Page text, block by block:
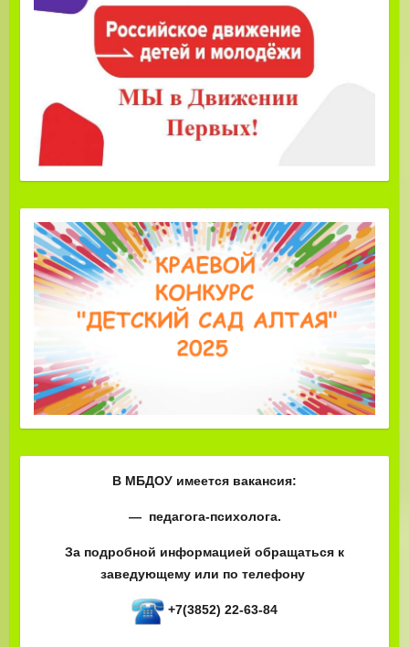
В МБДОУ имеется вакансия:
— педагога-психолога.
За подробной информацией обращаться к
заведующему или по телефону
+7(3852) 22-63-84